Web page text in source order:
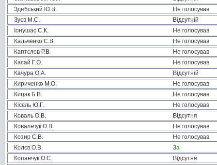
Здебський Ю.В.
Не голосував
Зуєв М.С.
Відсутній
Іонушас С.К.
Не голосував
Кальченко С.В.
Не голосував
Каптєлов Р.В.
Не голосував
Касай Г.О.
Не голосував
Качура О.А.
Відсутній
Кириченко М.О.
Не голосував
Кицак Б.В.
Не голосував
Кісєль Ю.Г.
Не голосував
Коваль О.В.
Відсутня
Ковальчук О.В.
Не голосував
Козир С.В.
Не голосував
Колєв О.В.
За
Копанчук О.Є.
Відсутня